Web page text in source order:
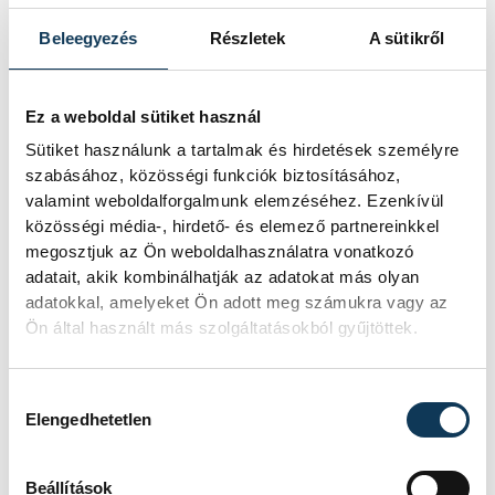
Beleegyezés Részletek A sütikről
Ez a weboldal sütiket használ
Sütiket használunk a tartalmak és hirdetések személyre
szabásához, közösségi funkciók biztosításához,
valamint weboldalforgalmunk elemzéséhez. Ezenkívül
közösségi média-, hirdető- és elemező partnereinkkel
megosztjuk az Ön weboldalhasználatra vonatkozó
adatait, akik kombinálhatják az adatokat más olyan
adatokkal, amelyeket Ön adott meg számukra vagy az
Ön által használt más szolgáltatásokból gyűjtöttek.
Elengedhetetlen
Beállítások
vehir.hu
Események
KORÁBBI ESEMÉNYEK BETÖLTÉSE
SOROZAT NŐI RÖPLABDA NB I LIGA,
HAZAI
VENDÉG
HELYSZÍN